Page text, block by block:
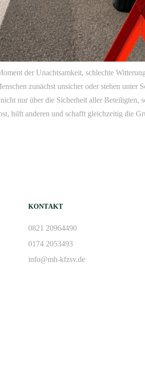
der Unachtsamkeit, schlechte
zunächst unsicher oder stehen
nur über die Sicherheit aller Beteiligten,
hilft anderen und schafft gleichzeitig die
KONTAKT
0821 20964490
0174 2053493
info@mh-kfzsv.de